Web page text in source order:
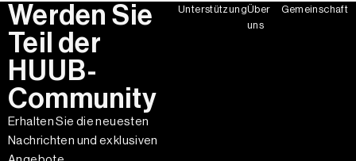
Werden Sie
Teil der
HUUB-
Community
Erhalten Sie die neuesten
Nachrichten und exklusiven
UnterstützungÜber
uns
Gemeinschaft